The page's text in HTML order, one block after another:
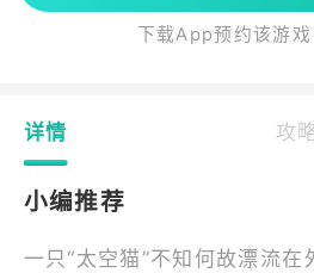
下载App预约该游戏
详情 攻
小编推荐
一只“太空猫”不知何故漂流在